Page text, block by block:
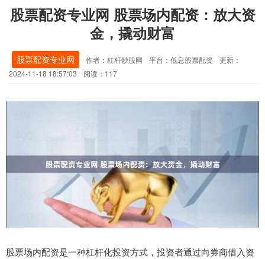
股票配资专业网 股票场内配资：放大资
金，撬动财富
股票配资专业网 作者：杠杆炒股网 平台：低息股票配资
更新：
2024-11-18 18:57:03
阅读：117
股票场内配资是一种杠杆化投资方式，投资者通过向券商借入资